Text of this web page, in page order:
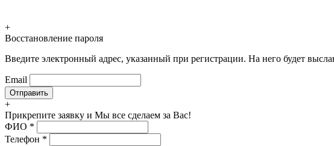
+
Восстановление пароля
Введите электронный адрес, указанный при регистрации. На него будет
Email
+
Прикрепите заявку и Мы все сделаем за Вас!
ФИО *
Телефон *